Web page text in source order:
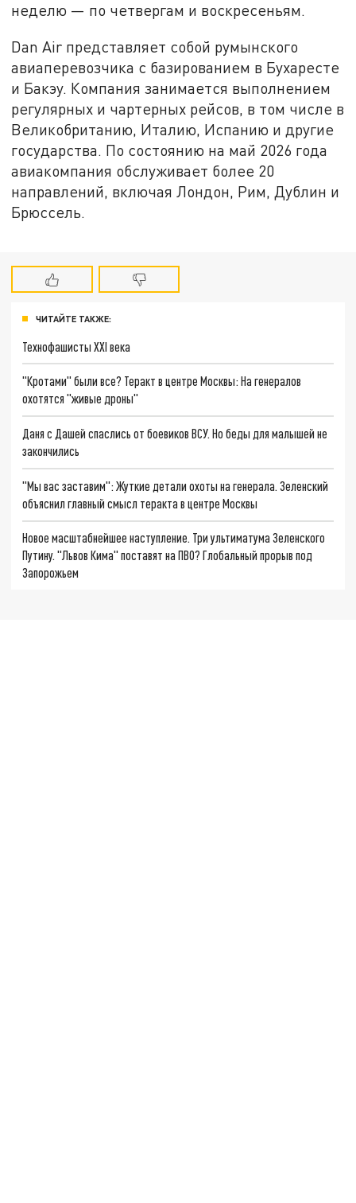
неделю — по четвергам и воскресеньям.
Dan Air представляет собой румынского
авиаперевозчика с базированием в Бухаресте
и Бакэу. Компания занимается выполнением
регулярных и чартерных рейсов, в том числе в
Великобританию, Италию, Испанию и другие
государства. По состоянию на май 2026 года
авиакомпания обслуживает более 20
направлений, включая Лондон, Рим, Дублин и
Брюссель.
ЧИТАЙТЕ ТАКЖЕ:
Технофашисты XXI века
"Кротами" были все? Теракт в центре Москвы: На генералов
охотятся "живые дроны"
Даня с Дашей спаслись от боевиков ВСУ. Но беды для малышей не
закончились
"Мы вас заставим": Жуткие детали охоты на генерала. Зеленский
объяснил главный смысл теракта в центре Москвы
Новое масштабнейшее наступление. Три ультиматума Зеленского
Путину. "Львов Кима" поставят на ПВО? Глобальный прорыв под
Запорожьем